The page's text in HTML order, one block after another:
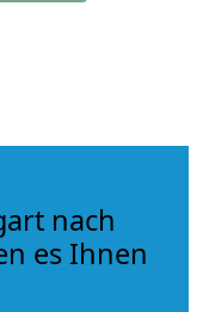
nach
es Ihnen